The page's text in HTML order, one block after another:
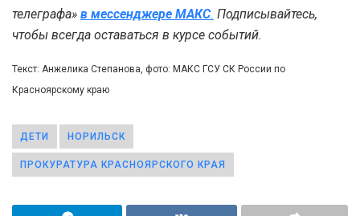
телеграфа» в мессенджере MAКС. Подписывайтесь,
чтобы всегда оставаться в курсе событий.
Текст: Анжелика Степанова, фото: МАКС ГСУ СК России по
Красноярскому краю
ДЕТИ НОРИЛЬСК
ПРОКУРАТУРА КРАСНОЯРСКОГО КРАЯ